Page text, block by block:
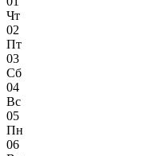
Чт
02
Пт
03
Сб
04
Вс
05
Пн
06